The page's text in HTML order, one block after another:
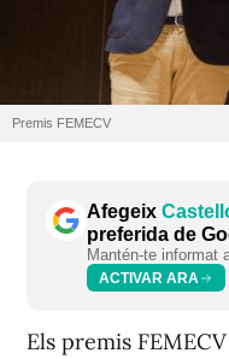
Premis FEMECV
Afegeix
preferida de
Mantén-te informat
ACTIVAR ARA
Els premis